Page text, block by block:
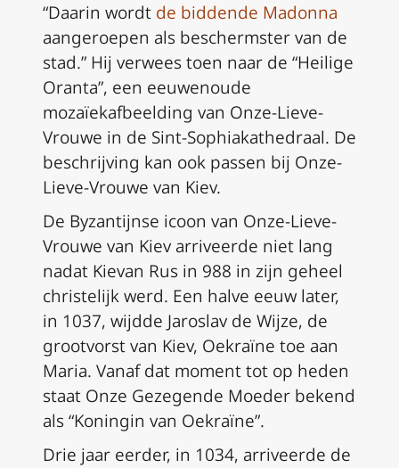
“Daarin wordt de biddende Madonna
aangeroepen als beschermster van de
stad.” Hij verwees toen naar de “Heilige
Oranta”, een eeuwenoude
mozaïekafbeelding van Onze-Lieve-
Vrouwe in de Sint-Sophiakathedraal. De
beschrijving kan ook passen bij Onze-
Lieve-Vrouwe van Kiev.
De Byzantijnse icoon van Onze-Lieve-
Vrouwe van Kiev arriveerde niet lang
nadat Kievan Rus in 988 in zijn geheel
christelijk werd. Een halve eeuw later,
in 1037, wijdde Jaroslav de Wijze, de
grootvorst van Kiev, Oekraïne toe aan
Maria. Vanaf dat moment tot op heden
staat Onze Gezegende Moeder bekend
als “Koningin van Oekraïne”.
Drie jaar eerder, in 1034, arriveerde de